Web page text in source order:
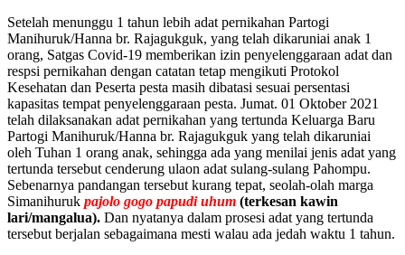
Setelah menunggu 1 tahun lebih adat pernikahan Partogi
Manihuruk/Hanna br. Rajagukguk, yang telah dikaruniai anak 1
orang, Satgas Covid-19 memberikan izin penyelenggaraan adat dan
respsi pernikahan dengan catatan tetap mengikuti Protokol
Kesehatan dan Peserta pesta masih dibatasi sesuai persentasi
kapasitas tempat penyelenggaraan pesta. Jumat. 01 Oktober 2021
telah dilaksanakan adat pernikahan yang tertunda Keluarga Baru
Partogi Manihuruk/Hanna br. Rajagukguk yang telah dikaruniai
oleh Tuhan 1 orang anak, sehingga ada yang menilai jenis adat yang
tertunda tersebut cenderung ulaon adat sulang-sulang Pahompu.
Sebenarnya pandangan tersebut kurang tepat, seolah-olah marga
Simanihuruk pajolo gogo papudi uhum (terkesan kawin
lari/mangalua). Dan nyatanya dalam prosesi adat yang tertunda
tersebut berjalan sebagaimana mesti walau ada jedah waktu 1 tahun.